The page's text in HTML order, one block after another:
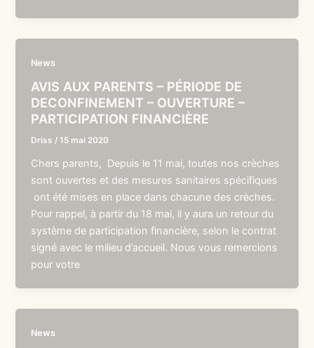
News
AVIS AUX PARENTS – PÉRIODE DE
DECONFINEMENT – OUVERTURE –
PARTICIPATION FINANCIÈRE
Driss /15 mai 2020
Chers parents, Depuis le 11 mai, toutes nos crèches
sont ouvertes et des mesures sanitaires spécifiques
ont été mises en place dans chacune des crèches.
Pour rappel, à partir du 18 mai, il y aura un retour du
système de participation financière, selon le contrat
signé avec le milieu d’accueil. Nous vous remercions
pour votre
News